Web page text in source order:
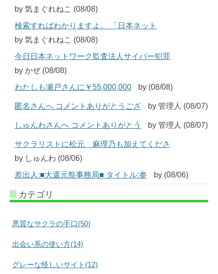
by 気まぐれねこ (08/08)
検索すればわかりますよ。 「日本ネット
by 気まぐれねこ (08/08)
今日日本ネットワーク監査法人サイバー犯罪
by かぜ (08/08)
わたしも瀬戸さんに￥55,000,000
by (08/08)
匿名さんへ コメントありがとうござ by 管理人 (08/07)
しゅんわさんへ コメントありがとう by 管理人 (08/07)
サクラリストに松元 麻理乃も加えてくださ
by しゅんわ (08/06)
差出人:■大還元祭事務局■ タイトル:参
by (08/06)
カテゴリ
悪質なサクラの手口(50)
出会い系の使い方(14)
グレーな怪しいサイト(12)